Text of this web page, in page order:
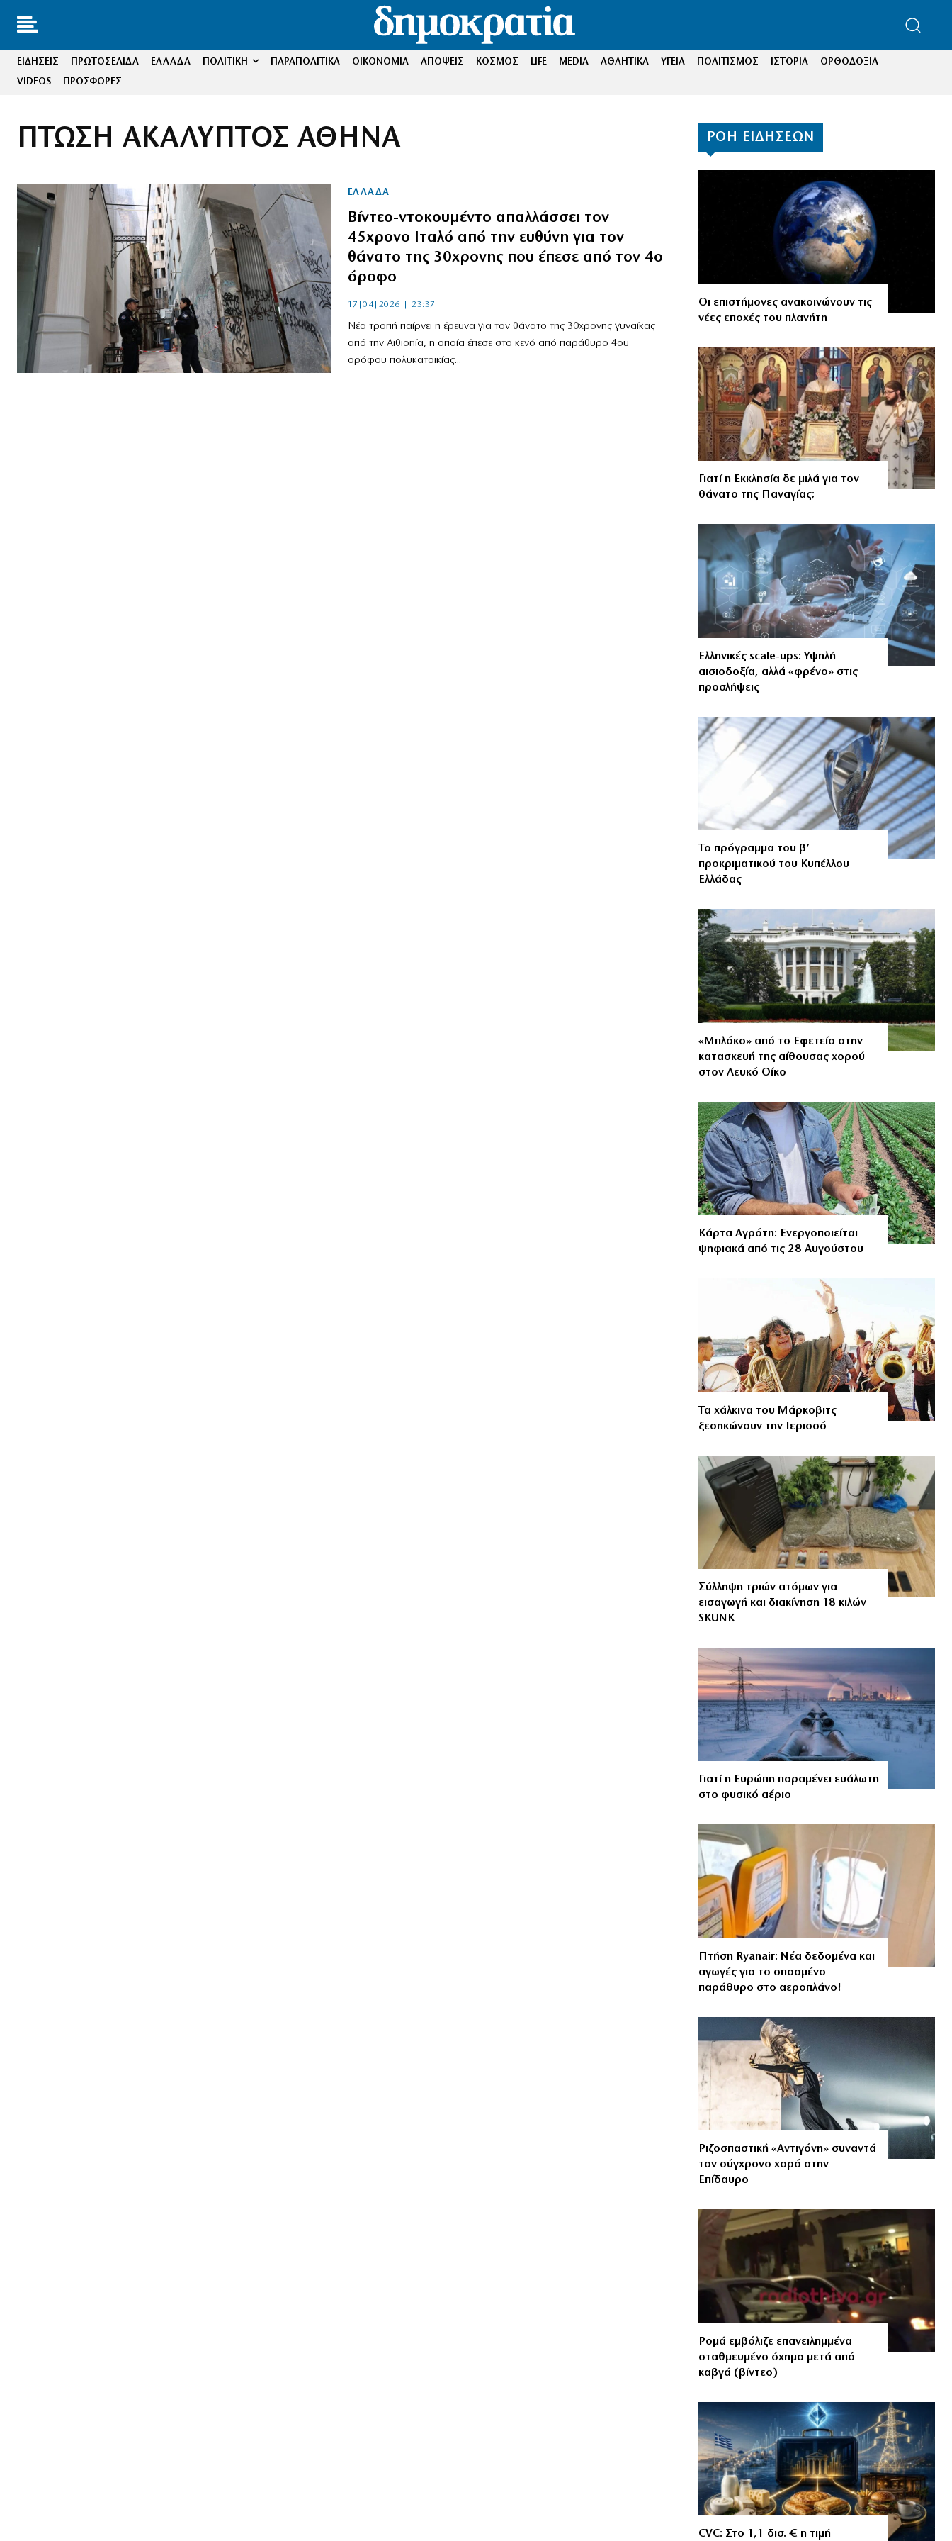
ΕΙΔΗΣΕΙΣ ΠΡΩΤΟΣΕΛΙΔΑ ΕΛΛΑΔΑ ΠΟΛΙΤΙΚΗ ΠΑΡΑΠΟΛΙΤΙΚΑ ΟΙΚΟΝΟΜΙΑ ΑΠΟΨΕΙΣ ΚΟΣΜΟΣ LIFE MEDIA ΑΘΛΗΤΙΚΑ ΥΓΕΙΑ ΠΟΛΙΤΙΣΜΟΣ ΙΣΤΟΡΙΑ
ΟΡΘΟΔΟΞΙΑ
VIDEOS
ΠΡΟΣΦΟΡΕΣ
ΠΤΩΣΗ ΑΚΑΛΥΠΤΟΣ ΑΘΗΝΑ
ΕΛΛΑΔΑ
Βίντεο-ντοκουμέντο απαλλάσσει τον
45χρονο Ιταλό από την ευθύνη για τον
θάνατο της 30χρονης που έπεσε από τον 4ο
όροφο
17|04|2026 | 23:37
Νέα τροπή παίρνει η έρευνα για τον θάνατο της 30χρονης γυναίκας
από την Αιθιοπία, η οποία έπεσε στο κενό από παράθυρο 4ου
ορόφου πολυκατοικίας...
ΡΟΗ ΕΙΔΗΣΕΩΝ
Οι επιστήμονες ανακοινώνουν τις
νέες εποχές του πλανήτη
Γιατί η Εκκλησία δε μιλά για τον
θάνατο της Παναγίας;
Ελληνικές scale-ups: Υψηλή
αισιοδοξία, αλλά «φρένο» στις
προσλήψεις
Το πρόγραμμα του β’
προκριματικού του Κυπέλλου
Ελλάδας
«Μπλόκο» από το Εφετείο στην
κατασκευή της αίθουσας χορού
στον Λευκό Οίκο
Κάρτα Αγρότη: Ενεργοποιείται
ψηφιακά από τις 28 Αυγούστου
Τα χάλκινα του Μάρκοβιτς
ξεσηκώνουν την Ιερισσό
Σύλληψη τριών ατόμων για
εισαγωγή και διακίνηση 18 κιλών
SKUNK
Γιατί η Ευρώπη παραμένει ευάλωτη
στο φυσικό αέριο
Πτήση Ryanair: Νέα δεδομένα και
αγωγές για το σπασμένο
παράθυρο στο αεροπλάνο!
Ριζοσπαστική «Αντιγόνη» συναντά
τον σύγχρονο χορό στην
Επίδαυρο
Ρομά εμβόλιζε επανειλημμένα
σταθμευμένο όχημα μετά από
καβγά (βίντεο)
CVC: Στο 1,1 δισ. € η τιμή